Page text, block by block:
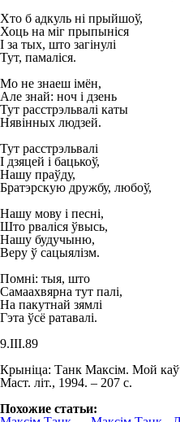
Хто б адкуль ні прыйшоў,
Хоць на міг прыпыніся
І за тых, што загінулі
Тут, памаліся.
Мо не знаеш імён,
Але знай: ноч і дзень
Тут расстрэльвалі каты
Нявінных людзей.
Тут расстрэльвалі
I дзяцей і бацькоў,
Нашу праўду,
Братэрскую дружбу, любоў,
Нашу мову і песні,
Што рваліся ўвысь,
Нашу будучыню,
Веру ў сацыялізм.
Помні: тыя, што
Самаахвярна тут палі,
На пакутнай зямлі
Гэта ўсё ратавалі.
9.ІІІ.89
Крыніца: Танк Максім. Мой
Маст. літ., 1994. – 207 с.
Похожие статьи: